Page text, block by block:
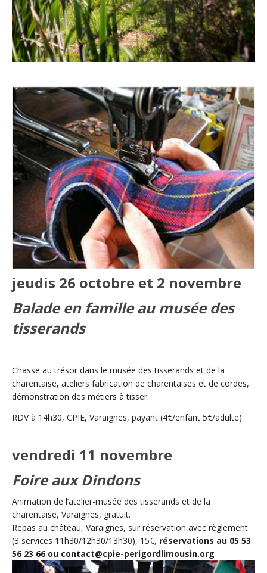
jeudis 26 octobre et 2 novembre
Balade en famille au musée des
tisserands
Chasse au trésor dans le musée des tisserands et de la
charentaise, ateliers fabrication de charentaises et de cordes,
démonstration des métiers à tisser.
RDV à 14h30, CPIE, Varaignes, payant (4€/enfant 5€/adulte).
vendredi 11 novembre
Foire aux Dindons
Animation de l’atelier-musée des tisserands et de la
charentaise, Varaignes, gratuit.
Repas au château, Varaignes, sur réservation avec règlement
(3 services 11h30/12h30/13h30), 15€, réservations au 05 53
56 23 66 ou contact@cpie-perigordlimousin.org